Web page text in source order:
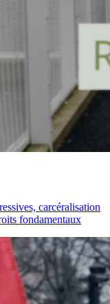
carcéralisation
fondamentaux